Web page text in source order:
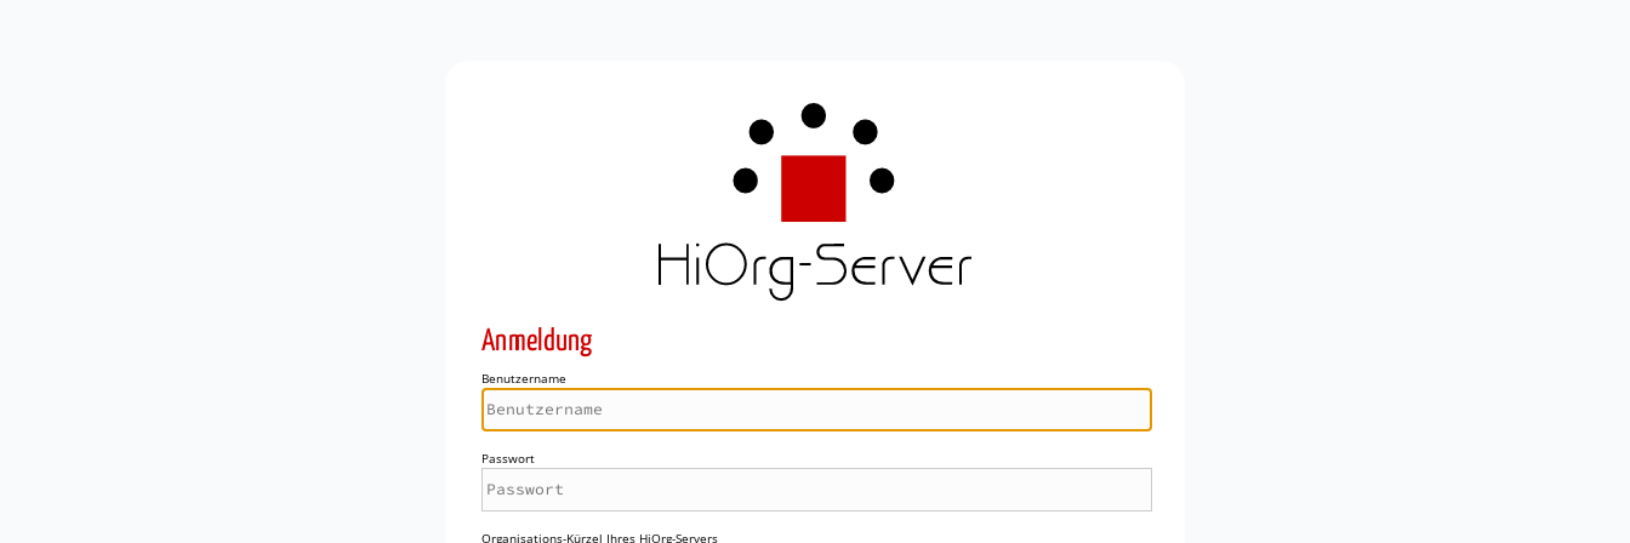
Anmeldung
Benutzername
Passwort
Organisations-Kürzel Ihres HiOrg-Servers